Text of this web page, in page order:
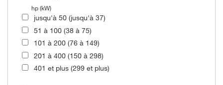
hp (kW)
jusqu'à 50 (jusqu'à 37)
51 à 100 (38 à 75)
101 à 200 (76 à 149)
201 à 400 (150 à 298)
401 et plus (299 et plus)